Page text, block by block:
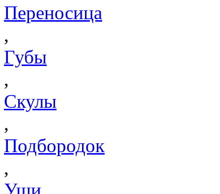
Переносица
,
Губы
,
Скулы
,
Подбородок
,
Уши